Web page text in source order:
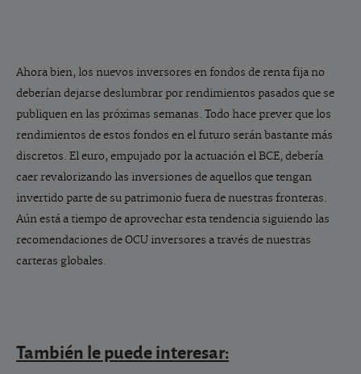
Ahora bien, los nuevos inversores en fondos de renta fija no
deberían dejarse deslumbrar por rendimientos pasados que se
publiquen en las próximas semanas. Todo hace prever que los
rendimientos de estos fondos en el futuro serán bastante más
discretos. El euro, empujado por la actuación el BCE, debería
caer revalorizando las inversiones de aquellos que tengan
invertido parte de su patrimonio fuera de nuestras fronteras.
Aún está a tiempo de aprovechar esta tendencia siguiendo las
recomendaciones de OCU inversores a través de nuestras
carteras globales.
También le puede interesar: